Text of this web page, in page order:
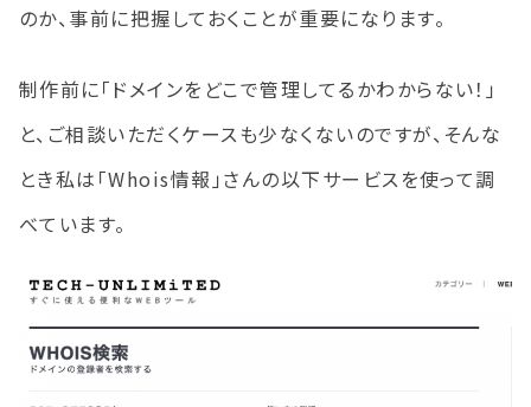
のか、事前に把握しておくことが重要になります。
制作前に「ドメインをどこで管理してるかわからない！」
と、ご相談いただくケースも少なくないのですが、そんな
とき私は「Whois情報」さんの以下サービスを使って調
べています。